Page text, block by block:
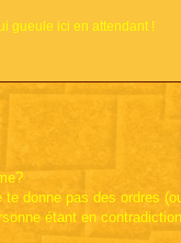
gueule ici en attendant !
donne pas des ordres
étant en